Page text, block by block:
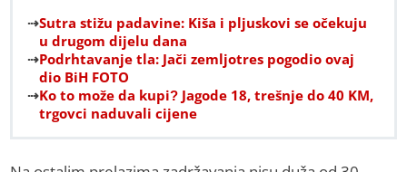
Sutra stižu padavine: Kiša i pljuskovi se očekuju
u drugom dijelu dana
Podrhtavanje tla: Jači zemljotres pogodio ovaj
dio BiH FOTO
Ko to može da kupi? Jagode 18, trešnje do 40 KM,
trgovci naduvali cijene